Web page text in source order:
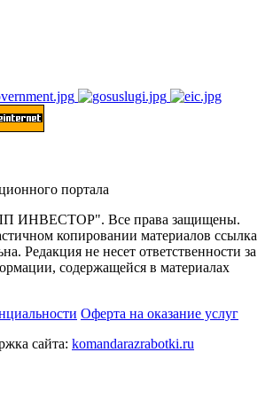
портала
ИНВЕСТОР". Все права защищены.
копировании материалов ссылка
Редакция не несет ответственности за
содержащейся в материалах
Оферта на оказание услуг
сайта: komandarazrabotki.ru